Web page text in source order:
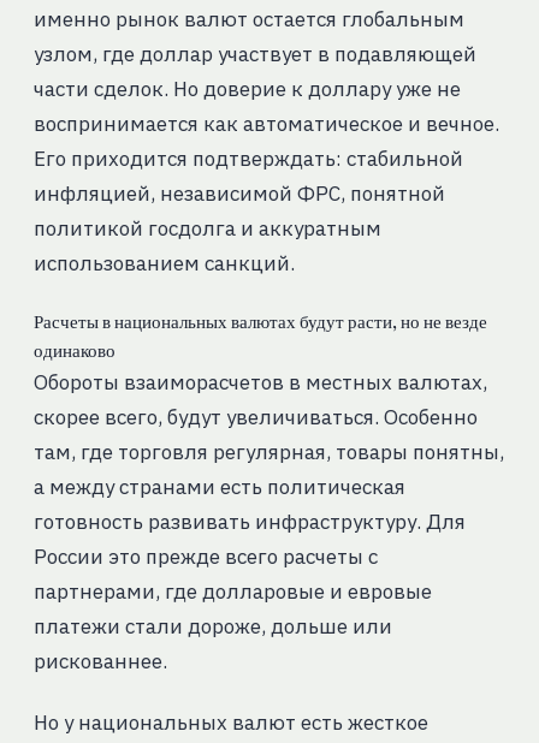
именно рынок валют остается глобальным
узлом, где доллар участвует в подавляющей
части сделок. Но доверие к доллару уже не
воспринимается как автоматическое и вечное.
Его приходится подтверждать: стабильной
инфляцией, независимой ФРС, понятной
политикой госдолга и аккуратным
использованием санкций.
Расчеты в национальных валютах будут расти, но не везде
одинаково
Обороты взаиморасчетов в местных валютах,
скорее всего, будут увеличиваться. Особенно
там, где торговля регулярная, товары понятны,
а между странами есть политическая
готовность развивать инфраструктуру. Для
России это прежде всего расчеты с
партнерами, где долларовые и евровые
платежи стали дороже, дольше или
рискованнее.
Но у национальных валют есть жесткое